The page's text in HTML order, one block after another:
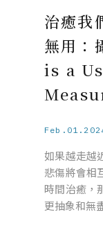
治癒我
無用：
is a
如果越走越
悲傷將會相
時間治癒，
更抽象和無